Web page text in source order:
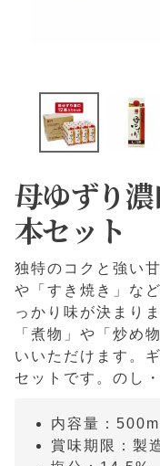
母ゆずり
本セット
独特のコクと強い
や「すき焼き」な
っかり味が決まり
「煮物」や「炒め
いいただけます。
セットです。のし
内容量：
賞味期限：製